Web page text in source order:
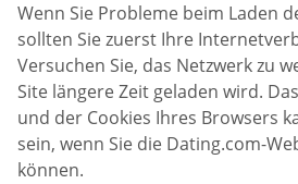
Wenn Sie Probleme beim Laden
sollten Sie zuerst Ihre
Versuchen Sie, das Netzwerk zu
Site längere Zeit geladen wird.
und der Cookies Ihres Browsers
sein, wenn Sie die Dating.com-
können.